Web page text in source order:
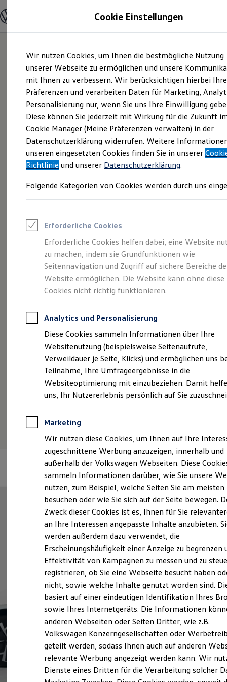
Hauptinhalt
springen
Footer
springen
Modelle und Konfigurator
Modelle vergleichen
Elektroautos
ENERGY Sondermodelle
Nutzfahrzeuge
SUV und CUV
Familienautos
Kombis
Kompaktwagen
Sportwagen
Schnell verfügbare Fahrzeuge
Angebote und Produkte
Aktuelle Angebote
E-Auto-Förderung
Volkswagen Marktplatz
Junge Gebrauchtwagen und Gebrauchtwagen
Saisonangebote
Leasing
Leasing-Angebote
Gebrauchtwagen Leasing
Junge Gebrauchtwagen-Leasing
Elektroauto Leasing
Kleinwagen-Leasing
Leasing ohne Anzahlung
Autokredit mit Schlussrate
Versicherungen und Garantien
Kfz-Versicherung
Restschuldversicherungen
Garantien
Wartungsverträge
Geschäftskunden
Professional Class bei Volkswagen
Großkunden
Behörden
Anpfiff zum Gewinn
Elektroautos
ID. Tutorials
Elektrofahrzeugkonzepte
Reichweite
Reichweite der ID. Modelle
Reichweite im Winter
Laden
Laden unterwegs
Laden Zuhause
Ladezeitensimulator
Batterie
Sicherheit
Garantie und Lebensdauer
Nachhaltigkeit
Technologie
Kosten und Kauf
Verbrauchskosten
Kaufoptionen
E-Auto-Förderung
Software und Konnektivität
Die ID. Software 6
ID. Software Versionen und Updates
Digitale Extras
Schnittstellen zu Ihrem ID.
Voll im Leben.
Vollelektrisch. Der
ID.3
Cookie Einstellungen
Wir nutzen Cookies, um Ihnen die bestmögliche Nutzung
unserer Webseite zu ermöglichen und unsere
mit Ihnen zu verbessern. Wir berücksichtigen hierbei Ihre
Präferenzen und verarbeiten Daten für Marketing,
Personalisierung nur, wenn Sie uns Ihre Einwilligung
Diese können Sie jederzeit mit Wirkung für die Zukunft
Cookie Manager (Meine Präferenzen verwalten) in der
Datenschutzerklärung widerrufen. Weitere
unseren eingesetzten Cookies finden Sie in unserer
Richtlinie und unserer Datenschutzerklärung.
Folgende Kategorien von Cookies werden durch uns
Erforderliche Cookies
Erforderliche Cookies helfen dabei, eine Website
zu machen, indem sie Grundfunktionen wie
Seitennavigation und Zugriff auf sichere Bereiche
Website ermöglichen. Die Website kann ohne diese
Cookies nicht richtig funktionieren.
Analytics und Personalisierung
Diese Cookies sammeln Informationen über Ihre
Websitenutzung (beispielsweise Seitenaufrufe,
Verweildauer je Seite, Klicks) und ermöglichen uns
Teilnahme, Ihre Umfrageergebnisse in die
Websiteoptimierung mit einzubeziehen. Damit
uns, Ihr Nutzererlebnis persönlich auf Sie
Marketing
Wir nutzen diese Cookies, um Ihnen auf Ihre
zugeschnittene Werbung anzuzeigen, innerhalb und
außerhalb der Volkswagen Webseiten. Diese
sammeln Informationen darüber, wie Sie unsere
nutzen, zum Beispiel, welche Seiten Sie am meisten
besuchen oder wie Sie sich auf der Seite bewegen.
Zweck dieser Cookies ist es, Ihnen für Sie
an Ihre Interessen angepasste Inhalte anzubieten.
werden außerdem dazu verwendet, die
Erscheinungshäufigkeit einer Anzeige zu begrenzen
Effektivität von Kampagnen zu messen und zu
registrieren, ob Sie eine Webseite besucht haben
nicht, sowie welche Inhalte genutzt worden sind.
basiert auf einer eindeutigen Identifikation Ihres
sowie Ihres Internetgeräts. Die Informationen
anderen Webseiten oder Seiten Dritter, wie z.B.
Volkswagen Konzerngesellschaften oder
geteilt werden, sodass Ihnen auch auf anderen
relevante Werbung angezeigt werden kann. Wir
Dienste eines Dritten für die Verarbeitung solcher